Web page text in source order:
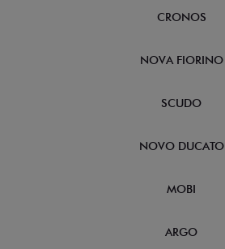
CRONOS
NOVA FIORINO
SCUDO
NOVO DUCATO
MOBI
ARGO